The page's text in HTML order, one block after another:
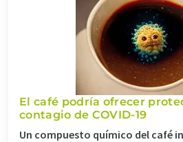
El café podría ofrecer
contagio de COVID-19
Un compuesto químico del café